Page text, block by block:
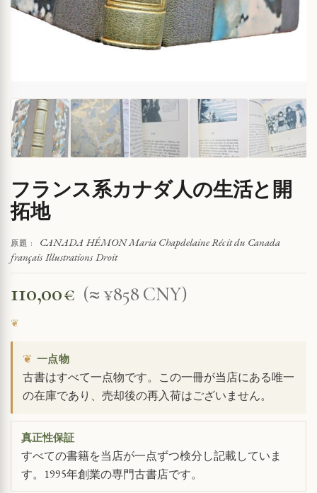
フランス系カナダ人の生活と開
拓地
原題 :
CANADA HÉMON Maria Chapdelaine Récit du Canada
français Illustrations Droit
110,00€ (≈ ¥858 CNY)
❦ 一点物
古書はすべて一点物です。この一冊が当店にある唯一
の在庫であり、売却後の再入荷はございません。
真正性保証
すべての書籍を当店が一点ずつ検分し記載していま
す。1995年創業の専門古書店です。